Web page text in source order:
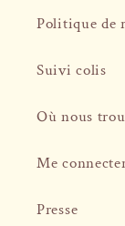
Politique de
Suivi colis
Où nous
Me
Presse